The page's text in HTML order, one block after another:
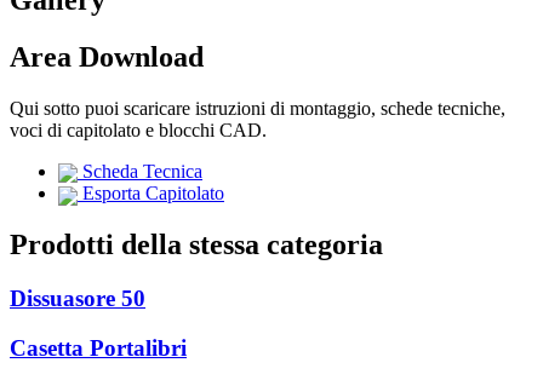
Area Download
Qui sotto puoi scaricare istruzioni di montaggio, schede tecniche,
voci di capitolato e blocchi CAD.
Scheda Tecnica
Esporta Capitolato
Prodotti della stessa categoria
Dissuasore 50
Casetta Portalibri